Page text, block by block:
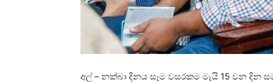
අල් – නක්බා දිනය සෑම වසරකම මැයි 15 වන දින